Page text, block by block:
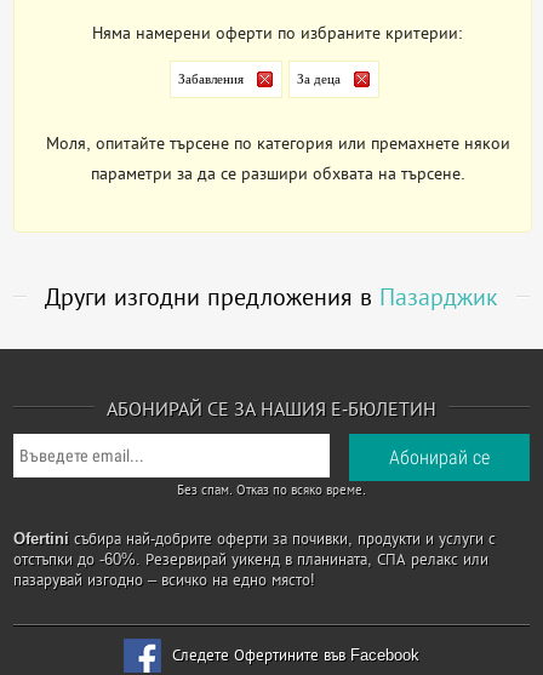
Няма намерени оферти по избраните критерии:
Забавления За деца
Моля, опитайте търсене по категория или премахнете някои
параметри за да се разшири обхвата на търсене.
Други изгодни предложения в Пазарджик
АБОНИРАЙ СЕ ЗА НАШИЯ Е-БЮЛЕТИН
Без спам. Отказ по всяко време.
Ofertini събира най-добрите оферти за почивки, продукти и услуги с
отстъпки до -60%. Резервирай уикенд в планината, СПА релакс или
пазарувай изгодно – всичко на едно място!
Следете Офертините във Facebook